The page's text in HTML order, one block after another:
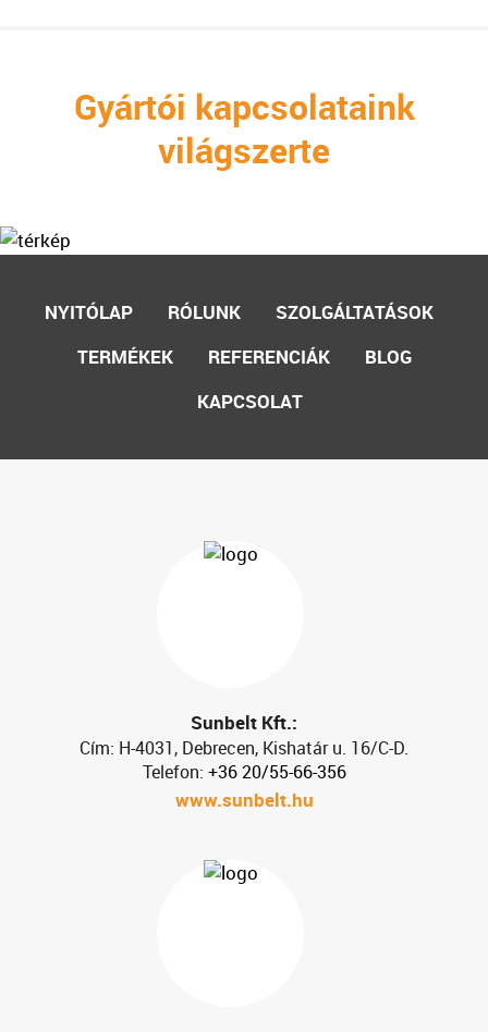
Gyártói kapcsolataink
világszerte
NYITÓLAP RÓLUNK
SZOLGÁLTATÁSOK
TERMÉKEK
REFERENCIÁK
BLOG
KAPCSOLAT
Sunbelt Kft.:
Cím: H-4031, Debrecen, Kishatár u. 16/C-D.
Telefon: +36 20/55-66-356
www.sunbelt.hu